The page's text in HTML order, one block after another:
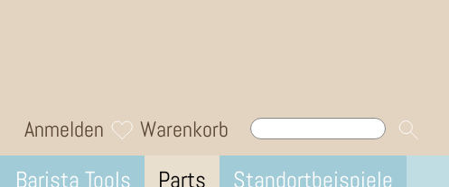
Anmelden Warenkorb
Barista Tools Parts Standortbeispiele